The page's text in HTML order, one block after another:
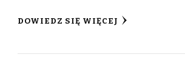
DOWIEDZ SIĘ WIĘCEJ